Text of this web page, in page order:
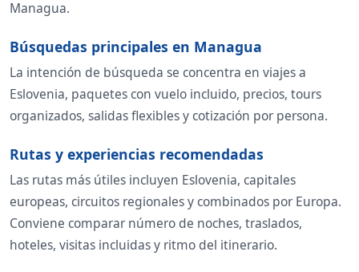
Managua.
Búsquedas principales en Managua
La intención de búsqueda se concentra en viajes a
Eslovenia, paquetes con vuelo incluido, precios, tours
organizados, salidas flexibles y cotización por persona.
Rutas y experiencias recomendadas
Las rutas más útiles incluyen Eslovenia, capitales
europeas, circuitos regionales y combinados por Europa.
Conviene comparar número de noches, traslados,
hoteles, visitas incluidas y ritmo del itinerario.